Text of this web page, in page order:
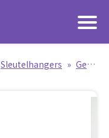
Sleutelhangers » Geluks Sleutelhangers